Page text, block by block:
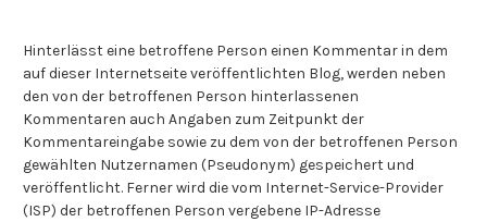
Hinterlässt eine betroffene Person einen Kommentar in dem
auf dieser Internetseite veröffentlichten Blog, werden neben
den von der betroffenen Person hinterlassenen
Kommentaren auch Angaben zum Zeitpunkt der
Kommentareingabe sowie zu dem von der betroffenen Person
gewählten Nutzernamen (Pseudonym) gespeichert und
veröffentlicht. Ferner wird die vom Internet-Service-Provider
(ISP) der betroffenen Person vergebene IP-Adresse